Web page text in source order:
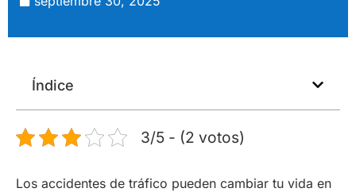
3/5 - (2 votos)
Los accidentes de tráfico pueden cambiar tu vida en
Índice